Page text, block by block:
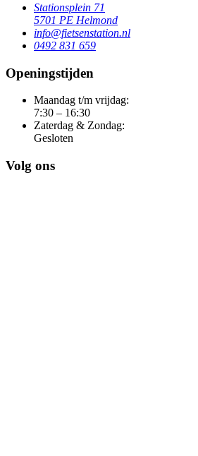
Stationsplein 71
5701 PE Helmond
info@fietsenstation.nl
0492 831 659
Openingstijden
Maandag t/m vrijdag:
7:30 – 16:30
Zaterdag & Zondag:
Gesloten
Volg ons